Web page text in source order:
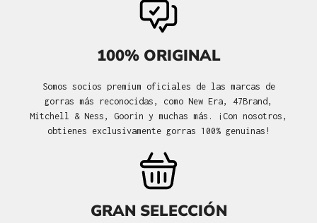
100% ORIGINAL
Somos socios premium oficiales de las marcas de
gorras más reconocidas, como New Era, 47Brand,
Mitchell & Ness, Goorin y muchas más. ¡Con nosotros,
obtienes exclusivamente gorras 100% genuinas!
GRAN SELECCIÓN